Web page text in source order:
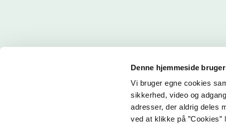
Denne hjemmeside
Vi bruger egne cookies
sikkerhed, video og
adresser, der aldrig deles
ved at klikke på ”Cookies”
Email
Her
får du